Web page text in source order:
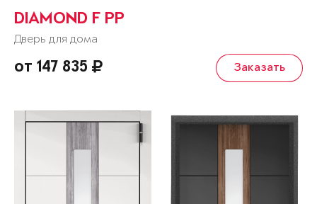
DIAMOND F PP
Дверь для дома
от 147 835 Заказать